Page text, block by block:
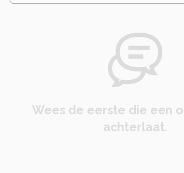
Wees de eerste die een
achterlaat.